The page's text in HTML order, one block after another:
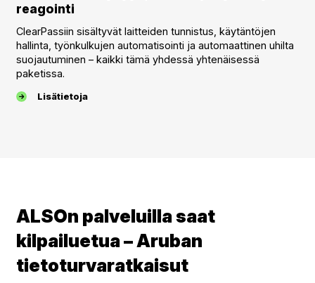
reagointi
ClearPassiin sisältyvät laitteiden tunnistus, käytäntöjen
hallinta, työnkulkujen automatisointi ja automaattinen uhilta
suojautuminen – kaikki tämä yhdessä yhtenäisessä
paketissa.
Lisätietoja
ALSOn palveluilla saat
kilpailuetua – Aruban
tietoturvaratkaisut